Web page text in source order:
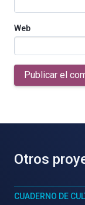
Web
Publicar el
Otros
CUADERNO DE